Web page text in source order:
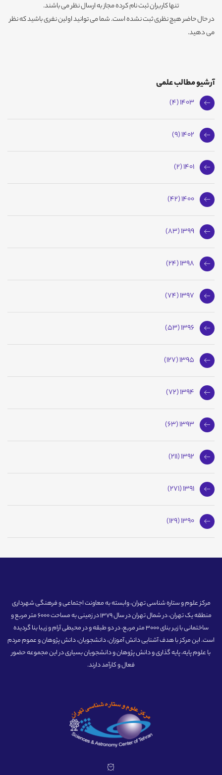
تنها کاربران ثبت نام کرده مجاز به ارسال نظر می باشند.
در حال حاضر هیچ نظری ثبت نشده است. شما می توانید اولین نفری باشید که نظر
می دهید.
آرشیو مطالب علمی
1403 (4)
1402 (9)
1401 (2)
1400 (42)
1399 (83)
1398 (24)
1397 (74)
1396 (53)
1395 (127)
1394 (72)
1393 (63)
1392 (211)
1391 (271)
1390 (129)
مرکز علوم و ستاره شناسی تهران، وابسته به معاونت اجتماعی و فرهنگی شهرداری
منطقه یک تهران، در شمال تهران در سال 1379 در زمینی به مساحت 6000 متر مربع و
ساختمانی با زیر بنای 3000 متر مربع، در دو طبقه و در محیطی آرام و زیبا بنا گردیده
است. این مرکز با هدف آشنایی دانش آموزان، دانشجویان، دانش پژوهان و عموم مردم
با علوم پایه، پایه گذاری و دانش پژوهان و دانشجویان بسیاری در این مجموعه حضور
فعال و کارآمد دارند.